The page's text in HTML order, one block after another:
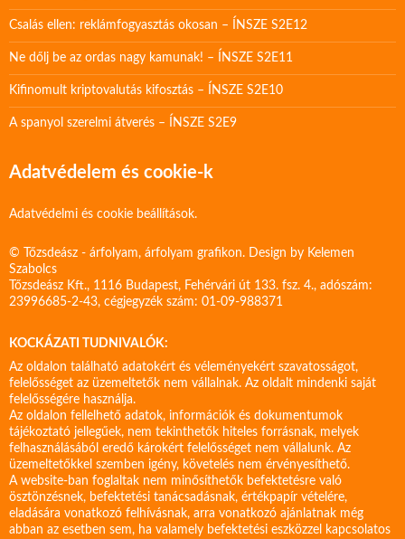
Csalás ellen: reklámfogyasztás okosan – ÍNSZE S2E12
Ne dőlj be az ordas nagy kamunak! – ÍNSZE S2E11
Kifinomult kriptovalutás kifosztás – ÍNSZE S2E10
A spanyol szerelmi átverés – ÍNSZE S2E9
Adatvédelem és cookie-k
Adatvédelmi és cookie beállítások.
© Tőzsdeász - árfolyam, árfolyam grafikon. Design by Kelemen
Szabolcs
Tőzsdeász Kft., 1116 Budapest, Fehérvári út 133. fsz. 4., adószám:
23996685-2-43, cégjegyzék szám: 01-09-988371
KOCKÁZATI TUDNIVALÓK:
Az oldalon található adatokért és véleményekért szavatosságot,
felelősséget az üzemeltetők nem vállalnak. Az oldalt mindenki saját
felelősségére használja.
Az oldalon fellelhető adatok, információk és dokumentumok
tájékoztató jellegűek, nem tekinthetők hiteles forrásnak, melyek
felhasználásából eredő károkért felelősséget nem vállalunk. Az
üzemeltetőkkel szemben igény, követelés nem érvényesíthető.
A website-ban foglaltak nem minősíthetők befektetésre való
ösztönzésnek, befektetési tanácsadásnak, értékpapír vételére,
eladására vonatkozó felhívásnak, arra vonatkozó ajánlatnak még
abban az esetben sem, ha valamely befektetési eszközzel kapcsolatos